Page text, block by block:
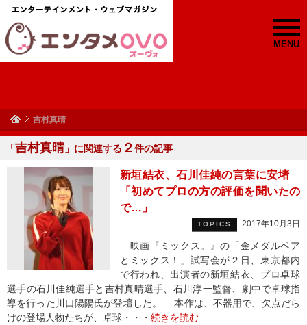
MENU
吉村真晴
「吉村真晴」に関連する ２件の記事
新垣結衣、石川佳純の言葉に安堵
「初めてプロの方の評価を聞いたの
で…」
TOPICS 2017年10月3日
映画『ミックス。』の「金メダルペア
とミックス！」試写会が２日、東京都内
で行われ、出演者の新垣結衣、プロ卓球
選手の石川佳純選手と吉村真晴選手、石川淳一監督、劇中で卓球指
導を行った川口陽陽氏が登壇した。 本作は、不器用で、欠点だら
けの登場人物たちが、卓球・・・ 続きを読む